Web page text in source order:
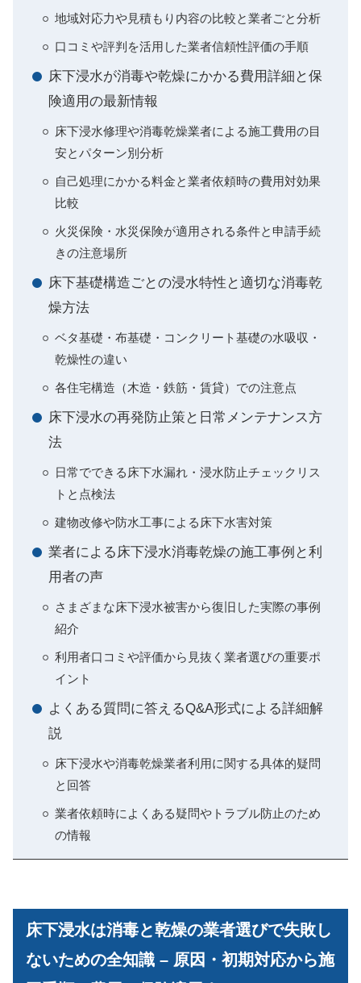
地域対応力や見積もり内容の比較と業者ごと分析
口コミや評判を活用した業者信頼性評価の手順
床下浸水が消毒や乾燥にかかる費用詳細と保
険適用の最新情報
床下浸水修理や消毒乾燥業者による施工費用の目
安とパターン別分析
自己処理にかかる料金と業者依頼時の費用対効果
比較
火災保険・水災保険が適用される条件と申請手続
きの注意場所
床下基礎構造ごとの浸水特性と適切な消毒乾
燥方法
ベタ基礎・布基礎・コンクリート基礎の水吸収・
乾燥性の違い
各住宅構造（木造・鉄筋・賃貸）での注意点
床下浸水の再発防止策と日常メンテナンス方
法
日常でできる床下水漏れ・浸水防止チェックリス
トと点検法
建物改修や防水工事による床下水害対策
業者による床下浸水消毒乾燥の施工事例と利
用者の声
さまざまな床下浸水被害から復旧した実際の事例
紹介
利用者口コミや評価から見抜く業者選びの重要ポ
イント
よくある質問に答えるQ&A形式による詳細解
説
床下浸水や消毒乾燥業者利用に関する具体的疑問
と回答
業者依頼時によくある疑問やトラブル防止のため
の情報
床下浸水は消毒と乾燥の業者選びで失敗し
ないための全知識 – 原因・初期対応から施